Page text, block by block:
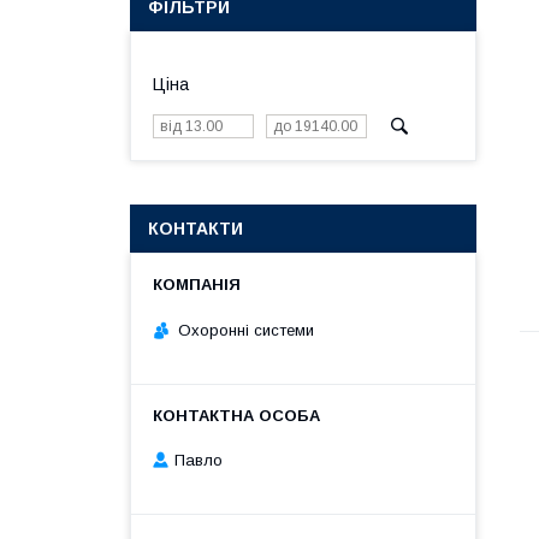
ФІЛЬТРИ
Ціна
КОНТАКТИ
Охоронні системи
Павло